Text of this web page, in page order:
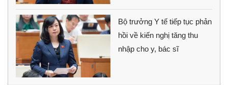
Bộ trưởng Y tế tiếp tục phản
hồi về kiến nghị tăng thu
nhập cho y, bác sĩ